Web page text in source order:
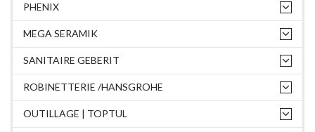
PHENIX
MEGA SERAMIK
SANITAIRE GEBERIT
ROBINETTERIE /HANSGROHE
OUTILLAGE | TOPTUL